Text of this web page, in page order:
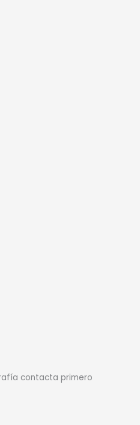
contacta primero